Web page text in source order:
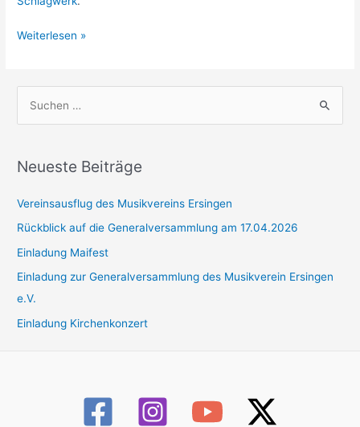
Großes
Weiterlesen »
h
n
n
a
Neueste Beiträge
Vereinsausflug des Musikvereins Ersingen
Rückblick auf die Generalversammlung am 17.04.2026
Einladung Maifest
Einladung zur Generalversammlung des Musikverein Ersingen
e.V.
Einladung Kirchenkonzert